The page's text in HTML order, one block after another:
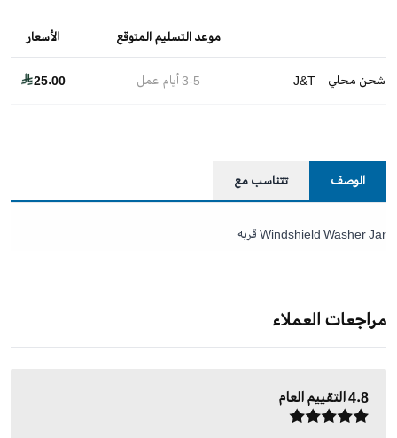
موعد التسليم المتوقع الأسعار
شحن محلي – J&T 3-5أيام عمل 25.00
الوصف تتناسب مع
Windshield Washer Jar قربه
مراجعات العملاء
4.8التقييم العام